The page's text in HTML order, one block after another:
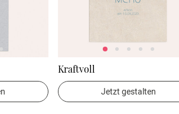
Kraftvoll
Jetzt gestalten